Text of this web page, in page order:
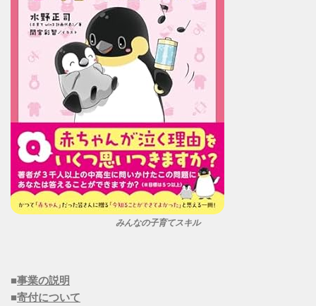
みんなの子育てスキル
■事業の説明
■寄付について